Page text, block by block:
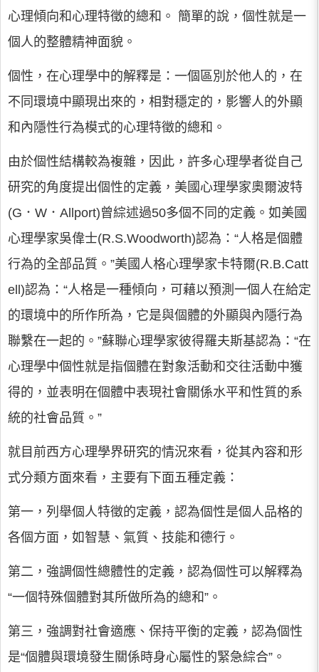
心理傾向和心理特徵的總和。 簡單的說，個性就是一
個人的整體精神面貌。
個性，在心理學中的解釋是：一個區別於他人的，在
不同環境中顯現出來的，相對穩定的，影響人的外顯
和內隱性行為模式的心理特徵的總和。
由於個性結構較為複雜，因此，許多心理學者從自己
研究的角度提出個性的定義，美國心理學家奧爾波特
(G．W．Allport)曾綜述過50多個不同的定義。如美國
心理學家吳偉士(R.S.Woodworth)認為：“人格是個體
行為的全部品質。”美國人格心理學家卡特爾(R.B.Catt
ell)認為：“人格是一種傾向，可藉以預測一個人在給定
的環境中的所作所為，它是與個體的外顯與內隱行為
聯繫在一起的。”蘇聯心理學家彼得羅夫斯基認為：“在
心理學中個性就是指個體在對象活動和交往活動中獲
得的，並表明在個體中表現社會關係水平和性質的系
統的社會品質。”
就目前西方心理學界研究的情況來看，從其內容和形
式分類方面來看，主要有下面五種定義：
第一，列舉個人特徵的定義，認為個性是個人品格的
各個方面，如智慧、氣質、技能和德行。
第二，強調個性總體性的定義，認為個性可以解釋為
“一個特殊個體對其所做所為的總和”。
第三，強調對社會適應、保持平衡的定義，認為個性
是“個體與環境發生關係時身心屬性的緊急綜合”。